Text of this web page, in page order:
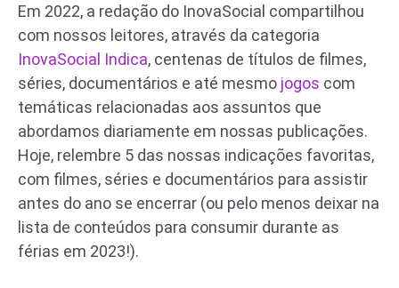
Em 2022, a redação do InovaSocial compartilhou
com nossos leitores, através da categoria
InovaSocial Indica, centenas de títulos de filmes,
séries, documentários e até mesmo jogos com
temáticas relacionadas aos assuntos que
abordamos diariamente em nossas publicações.
Hoje, relembre 5 das nossas indicações favoritas,
com filmes, séries e documentários para assistir
antes do ano se encerrar (ou pelo menos deixar na
lista de conteúdos para consumir durante as
férias em 2023!).